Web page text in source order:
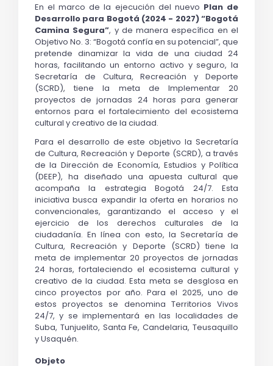
En el marco de la ejecución del nuevo Plan de
Desarrollo para Bogotá (2024 - 2027) “Bogotá
Camina Segura”, y de manera específica en el
Objetivo No. 3: “Bogotá confía en su potencial”, que
pretende dinamizar la vida de una ciudad 24
horas, facilitando un entorno activo y seguro, la
Secretaría de Cultura, Recreación y Deporte
(SCRD), tiene la meta de Implementar 20
proyectos de jornadas 24 horas para generar
entornos para el fortalecimiento del ecosistema
cultural y creativo de la ciudad.
Para el desarrollo de este objetivo la Secretaría
de Cultura, Recreación y Deporte (SCRD), a través
de la Dirección de Economía, Estudios y Política
(DEEP), ha diseñado una apuesta cultural que
acompaña la estrategia Bogotá 24/7. Esta
iniciativa busca expandir la oferta en horarios no
convencionales, garantizando el acceso y el
ejercicio de los derechos culturales de la
ciudadanía. En línea con esto, la Secretaría de
Cultura, Recreación y Deporte (SCRD) tiene la
meta de implementar 20 proyectos de jornadas
24 horas, fortaleciendo el ecosistema cultural y
creativo de la ciudad. Esta meta se desglosa en
cinco proyectos por año. Para el 2025, uno de
estos proyectos se denomina Territorios Vivos
24/7, y se implementará en las localidades de
Suba, Tunjuelito, Santa Fe, Candelaria, Teusaquillo
y Usaquén.
Objeto